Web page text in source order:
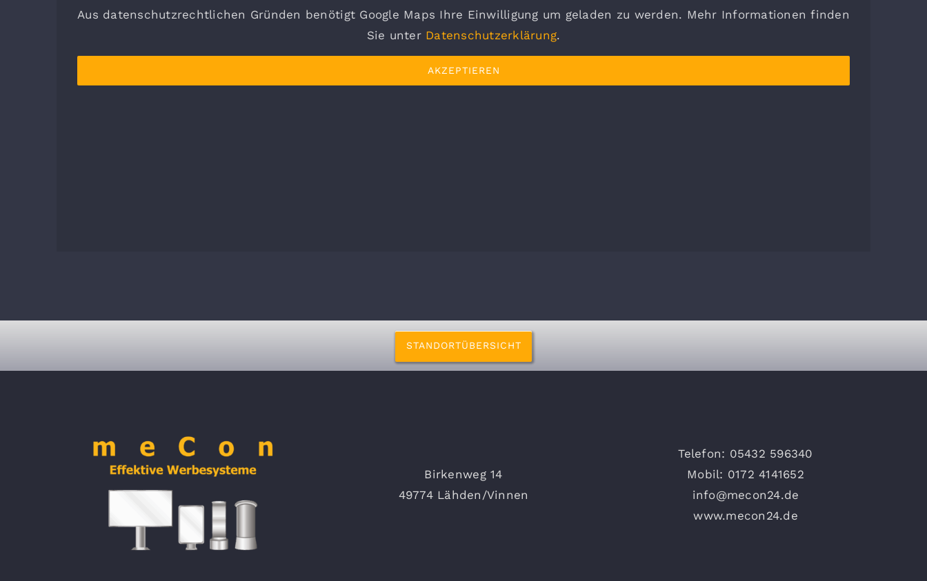
Aus datenschutzrechtlichen Gründen benötigt Google Maps Ihre Einwilligung um geladen zu werden. Mehr Informationen finden
Sie unter Datenschutzerklärung.
AKZEPTIEREN
STANDORTÜBERSICHT
Birkenweg 14
49774 Lähden/Vinnen
Telefon: 05432 596340
Mobil: 0172 4141652
info@mecon24.de
www.mecon24.de